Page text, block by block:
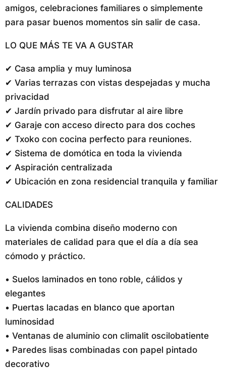
amigos, celebraciones familiares o simplemente
para pasar buenos momentos sin salir de casa.
LO QUE MÁS TE VA A GUSTAR
✔ Casa amplia y muy luminosa
✔ Varias terrazas con vistas despejadas y mucha
privacidad
✔ Jardín privado para disfrutar al aire libre
✔ Garaje con acceso directo para dos coches
✔ Txoko con cocina perfecto para reuniones.
✔ Sistema de domótica en toda la vivienda
✔ Aspiración centralizada
✔ Ubicación en zona residencial tranquila y familiar
CALIDADES
La vivienda combina diseño moderno con
materiales de calidad para que el día a día sea
cómodo y práctico.
• Suelos laminados en tono roble, cálidos y
elegantes
• Puertas lacadas en blanco que aportan
luminosidad
• Ventanas de aluminio con climalit oscilobatiente
• Paredes lisas combinadas con papel pintado
decorativo